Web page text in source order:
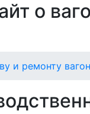
о
и ремонту